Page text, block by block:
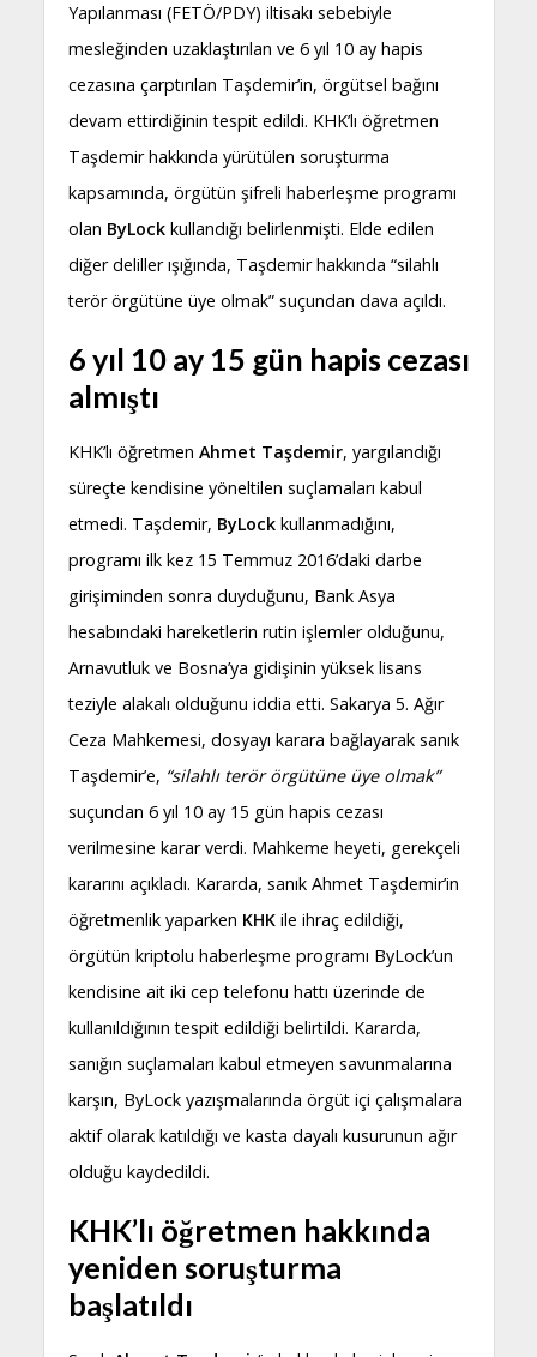
Yapılanması (FETÖ/PDY) iltisakı sebebiyle
mesleğinden uzaklaştırılan ve 6 yıl 10 ay hapis
cezasına çarptırılan Taşdemir’in, örgütsel bağını
devam ettirdiğinin tespit edildi. KHK’lı öğretmen
Taşdemir hakkında yürütülen soruşturma
kapsamında, örgütün şifreli haberleşme programı
olan ByLockkullandığı belirlenmişti. Elde edilen
diğer deliller ışığında, Taşdemir hakkında “silahlı
terör örgütüne üye olmak” suçundan dava açıldı.
6 yıl 10 ay 15 gün hapis cezası
almıştı
KHK’lı öğretmen Ahmet Taşdemir, yargılandığı
süreçte kendisine yöneltilen suçlamaları kabul
etmedi. Taşdemir, ByLockkullanmadığını,
programı ilk kez 15 Temmuz 2016’daki darbe
girişiminden sonra duyduğunu, Bank Asya
hesabındaki hareketlerin rutin işlemler olduğunu,
Arnavutluk ve Bosna’ya gidişinin yüksek lisans
teziyle alakalı olduğunu iddia etti. Sakarya 5. Ağır
Ceza Mahkemesi, dosyayı karara bağlayarak sanık
Taşdemir’e, “silahlı terör örgütüne üye olmak”
suçundan 6 yıl 10 ay 15 gün hapis cezası
verilmesine karar verdi. Mahkeme heyeti, gerekçeli
kararını açıkladı. Kararda, sanık Ahmet Taşdemir’in
öğretmenlik yaparken KHKile ihraç edildiği,
örgütün kriptolu haberleşme programı ByLock’un
kendisine ait iki cep telefonu hattı üzerinde de
kullanıldığının tespit edildiği belirtildi. Kararda,
sanığın suçlamaları kabul etmeyen savunmalarına
karşın, ByLock yazışmalarında örgüt içi çalışmalara
aktif olarak katıldığı ve kasta dayalı kusurunun ağır
olduğu kaydedildi.
KHK’lı öğretmen hakkında
yeniden soruşturma
başlatıldı